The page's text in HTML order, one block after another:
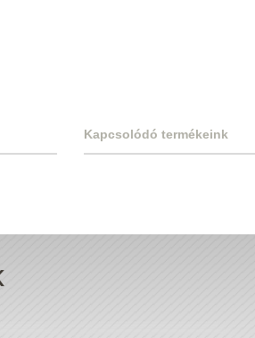
Kapcsolódó termékeink